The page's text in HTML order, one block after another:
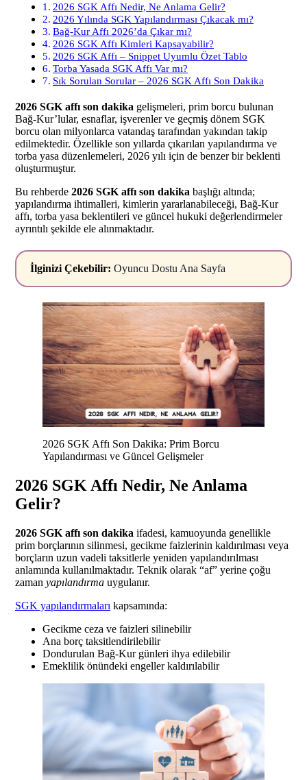
2026 SGK Affı Nedir, Ne Anlama Gelir?
2026 Yılında SGK Yapılandırması Çıkacak mı?
Bağ-Kur Affı 2026’da Çıkar mı?
2026 SGK Affı Kimleri Kapsayabilir?
2026 SGK Affı – Snippet Uyumlu Özet Tablo
Torba Yasada SGK Affı Var mı?
Sık Sorulan Sorular – 2026 SGK Affı Son Dakika
2026 SGK affı son dakika gelişmeleri, prim borcu bulunan
Bağ-Kur’lular, esnaflar, işverenler ve geçmiş dönem SGK
borcu olan milyonlarca vatandaş tarafından yakından takip
edilmektedir. Özellikle son yıllarda çıkarılan yapılandırma ve
torba yasa düzenlemeleri, 2026 yılı için de benzer bir beklenti
oluşturmuştur.
Bu rehberde 2026 SGK affı son dakika başlığı altında;
yapılandırma ihtimalleri, kimlerin yararlanabileceği, Bağ-Kur
affı, torba yasa beklentileri ve güncel hukuki değerlendirmeler
ayrıntılı şekilde ele alınmaktadır.
İlginizi Çekebilir: Oyuncu Dostu Ana Sayfa
2026 SGK Affı Son Dakika: Prim Borcu
Yapılandırması ve Güncel Gelişmeler
2026 SGK Affı Nedir, Ne Anlama
Gelir?
2026 SGK affı son dakika ifadesi, kamuoyunda genellikle
prim borçlarının silinmesi, gecikme faizlerinin kaldırılması veya
borçların uzun vadeli taksitlerle yeniden yapılandırılması
anlamında kullanılmaktadır. Teknik olarak “af” yerine çoğu
zaman yapılandırma uygulanır.
SGK yapılandırmaları kapsamında:
Gecikme ceza ve faizleri silinebilir
Ana borç taksitlendirilebilir
Dondurulan Bağ-Kur günleri ihya edilebilir
Emeklilik önündeki engeller kaldırılabilir